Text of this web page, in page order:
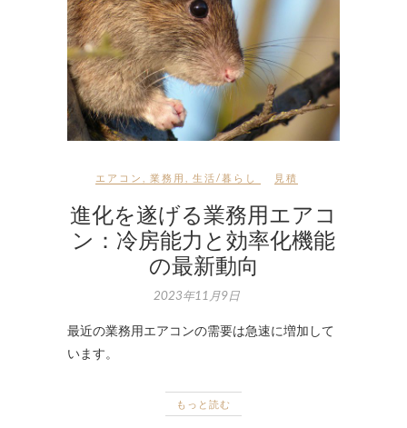
エアコン 業務用 生活/暮らし 見積
進化を遂げる業務用エアコ
ン：冷房能力と効率化機能
の最新動向
2023年11月9日
最近の業務用エアコンの需要は急速に増加して
います。
もっと読む